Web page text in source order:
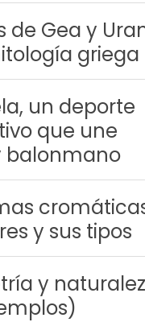
de Gea y
griega
un deporte
que une
balonmano
y sus tipos
y